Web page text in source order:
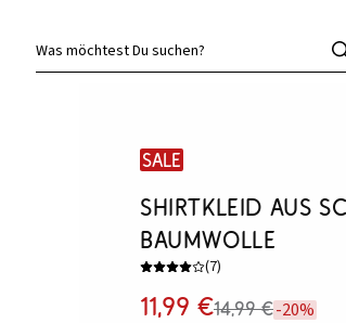
Was möchtest Du suchen?
SALE
Shirtkleid aus
Baumwolle
(7)
11,99 €14,99 €-20%